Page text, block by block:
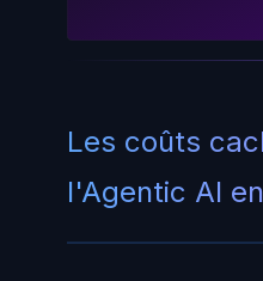
Les coûts
l'Agentic AI